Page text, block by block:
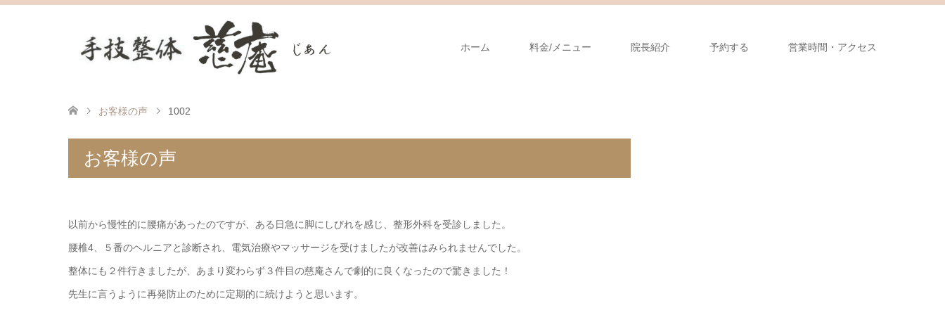
ホーム 料金/メニュー 院長紹介 予約する 営業時間・アクセス
お客様の声 1002
お客様の声
以前から慢性的に腰痛があったのですが、ある日急に脚にしびれを感じ、整形外科を受診しました。
腰椎4、５番のヘルニアと診断され、電気治療やマッサージを受けましたが改善はみられませんでした。
整体にも２件行きましたが、あまり変わらず３件目の慈庵さんで劇的に良くなったので驚きました！
先生に言うように再発防止のために定期的に続けようと思います。